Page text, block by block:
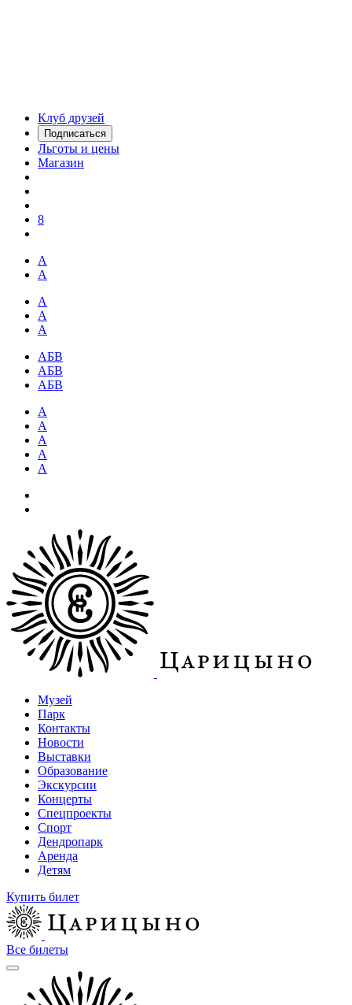
Клуб друзей
Подписаться
Льготы и цены
Магазин
8
А
А
А
А
А
АБВ
АБВ
АБВ
А
А
А
А
А
Музей
Парк
Контакты
Новости
Выставки
Образование
Экскурсии
Концерты
Спецпроекты
Спорт
Дендропарк
Аренда
Детям
Купить билет
Все билеты